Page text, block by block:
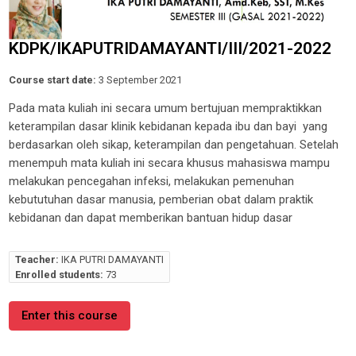
KDPK/IKAPUTRIDAMAYANTI/III/2021-2022
Course start date: 3 September 2021
Pada mata kuliah ini secara umum bertujuan mempraktikkan
keterampilan dasar klinik kebidanan kepada ibu dan bayi yang
berdasarkan oleh sikap, keterampilan dan pengetahuan. Setelah
menempuh mata kuliah ini secara khusus mahasiswa mampu
melakukan pencegahan infeksi, melakukan pemenuhan
kebututuhan dasar manusia, pemberian obat dalam praktik
kebidanan dan dapat memberikan bantuan hidup dasar
Teacher: IKA PUTRI DAMAYANTI
Enrolled students: 73
Enter this course